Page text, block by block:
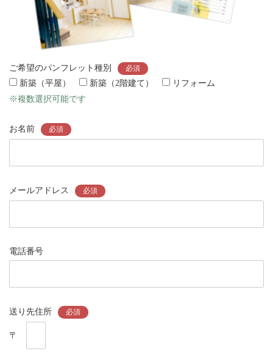
ご希望のパンフレット種別 必須
新築（平屋） 新築（2階建て） リフォーム
※複数選択可能です
お名前 必須
メールアドレス 必須
電話番号
送り先住所 必須
〒